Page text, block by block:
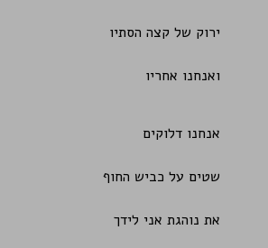
ירוק של קצה הסתיו
ואנחנו אחריו
אנחנו דלוקים
שטים על כביש החוף
את נוהגת אני לידך